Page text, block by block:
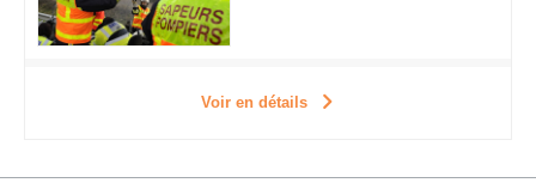
Voir en détails